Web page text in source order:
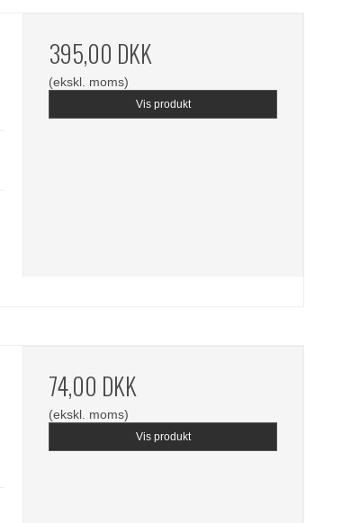
395,00 DKK
(ekskl. moms)
Vis produkt
74,00 DKK
(ekskl. moms)
Vis produkt